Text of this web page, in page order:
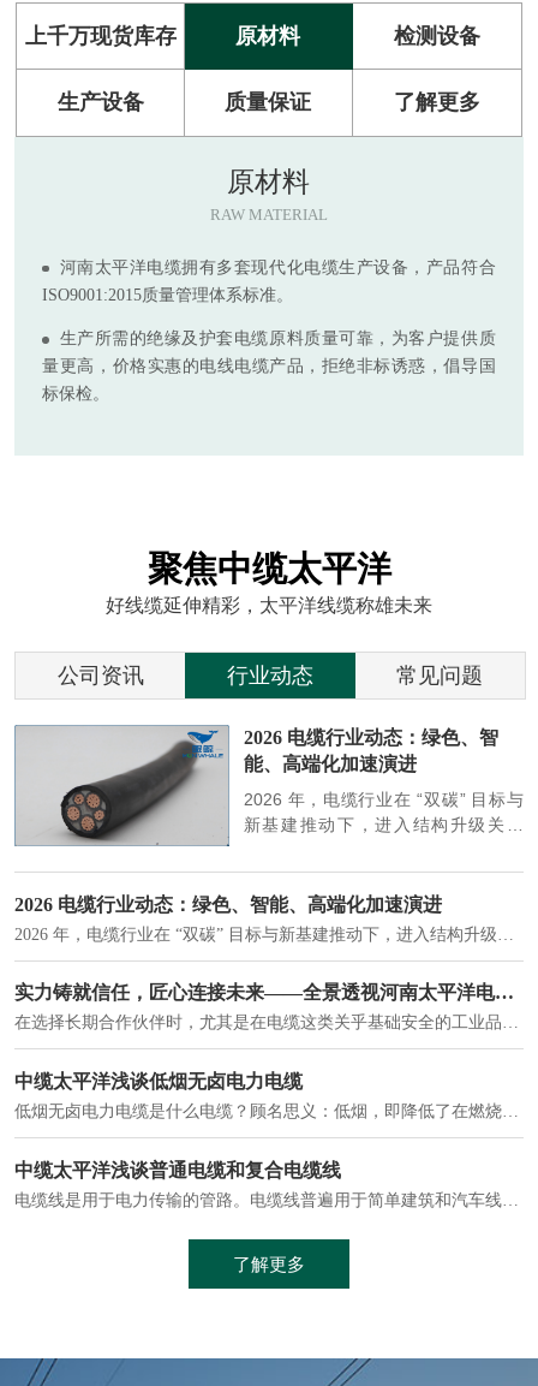
上千万现货库存 原材料 检测设备
生产设备 质量保证 了解更多
原材料
RAW MATERIAL
河南太平洋电缆拥有多套现代化电缆生产设备，产品符合
ISO9001:2015质量管理体系标准。
生产所需的绝缘及护套电缆原料质量可靠，为客户提供质
量更高，价格实惠的电线电缆产品，拒绝非标诱惑，倡导国
标保检。
聚焦中缆太平洋
好线缆延伸精彩，太平洋线缆称雄未来
公司资讯 行业动态 常见问题
2026 电缆行业动态：绿色、智
能、高端化加速演进
2026 年，电缆行业在 “双碳” 目标与
新基建推动下，进入结构升级关键
大清晰趋势，市场格局持续优化。
2026 电缆行业动态：绿色、智能、高端化加速演进
实力铸就信任，匠心连接未来——全景透视河南太平洋电缆厂
在选择长期合作伙伴时，尤其是在电缆这类关乎基础安全的工业品上，供应商的“内在实力”远比一纸报价单更重要。今天，我们邀请您“云参观”河南太平洋电缆厂，透过每一个细节，看我们如何将“可靠”二字，铸入每一米电缆。
中缆太平洋浅谈低烟无卤电力电缆
低烟无卤电力电缆是什么电缆？顾名思义：低烟，即降低了在燃烧时有害物体的产生；卤素对于人体来说是一种有毒气体，无卤就是没有毒气体的释放，通常是针对电缆遇火灾时而言的。低烟无卤电力电缆又可以称之为环保电缆，低烟无卤电缆大多数用于医院和对环境卫生要求比较严格的地方。
中缆太平洋浅谈普通电缆和复合电缆线
电缆线是用于电力传输的管路。电缆线普遍用于简单建筑和汽车线材，作为能源输送缆线，电缆线的复杂结构勿庸置疑。根据目标功能，电缆线具有以下一些特点：建筑用和车用线材要求轻质、大批量生产、价格低廉、具有相当的电学和力学性能和长时间的耐老化性能；工业用线材必须具有符合客户要求的性能；
了解更多